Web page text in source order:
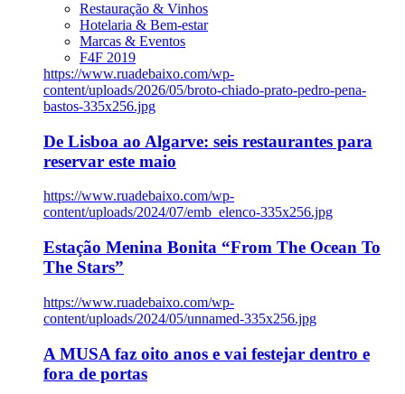
Restauração & Vinhos
Hotelaria & Bem-estar
Marcas & Eventos
F4F 2019
https://www.ruadebaixo.com/wp-
content/uploads/2026/05/broto-chiado-prato-pedro-pena-
bastos-335x256.jpg
De Lisboa ao Algarve: seis restaurantes para
reservar este maio
https://www.ruadebaixo.com/wp-
content/uploads/2024/07/emb_elenco-335x256.jpg
Estação Menina Bonita “From The Ocean To
The Stars”
https://www.ruadebaixo.com/wp-
content/uploads/2024/05/unnamed-335x256.jpg
A MUSA faz oito anos e vai festejar dentro e
fora de portas